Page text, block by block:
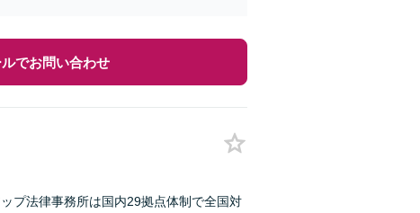
ルでお問い合わせ
プ法律事務所は国内29拠点体制で全国対